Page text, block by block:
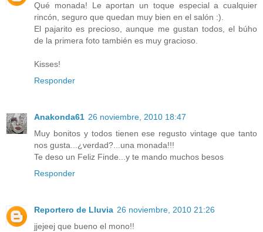
Qué monada! Le aportan un toque especial a cualquier
rincón, seguro que quedan muy bien en el salón :).
El pajarito es precioso, aunque me gustan todos, el búho
de la primera foto también es muy gracioso.
Kisses!
Responder
Anakonda61 26 noviembre, 2010 18:47
Muy bonitos y todos tienen ese regusto vintage que tanto
nos gusta...¿verdad?...una monada!!!
Te deso un Feliz Finde...y te mando muchos besos
Responder
Reportero de Lluvia 26 noviembre, 2010 21:26
jjejeej que bueno el mono!!